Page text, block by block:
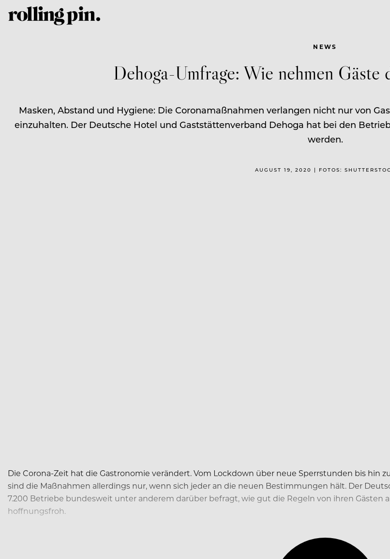
NEWS
Dehoga-Umfrage: Wie nehmen Gäste
Masken, Abstand und Hygiene: Die Coronamaßnahmen verlangen nicht nur von
einzuhalten. Der Deutsche Hotel und Gaststättenverband Dehoga hat bei den
werden.
AUGUST 19, 2020 | FOTOS:
Die Corona-Zeit hat die Gastronomie verändert. Vom Lockdown über neue Sperrstunden bis hin
sind die Maßnahmen allerdings nur, wenn sich jeder an die neuen Bestimmungen hält. Der
7.200 Betriebe bundesweit unter anderem darüber befragt, wie gut die Regeln von ihren
hoffnungsfroh.